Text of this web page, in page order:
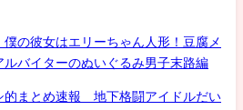
の彼女はエリーちゃん人形！豆腐メ
ルバイターのぬいぐるみ男子末路編
まとめ速報 地下格闘アイドルだい